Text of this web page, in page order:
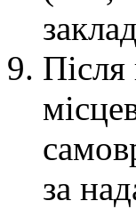
Після
за